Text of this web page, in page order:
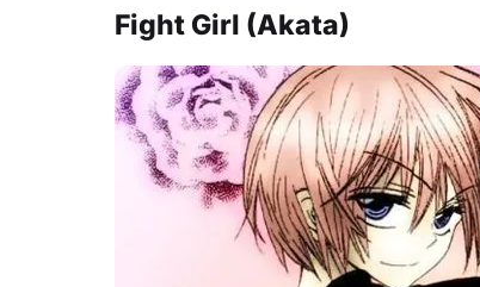
Fight Girl (Akata)